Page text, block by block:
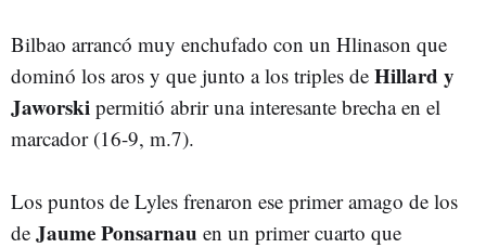
Bilbao arrancó muy enchufado con un Hlinason que
dominó los aros y que junto a los triples de Hillard y
Jaworski permitió abrir una interesante brecha en el
marcador (16-9, m.7).
Los puntos de Lyles frenaron ese primer amago de los
de Jaume Ponsarnau en un primer cuarto que